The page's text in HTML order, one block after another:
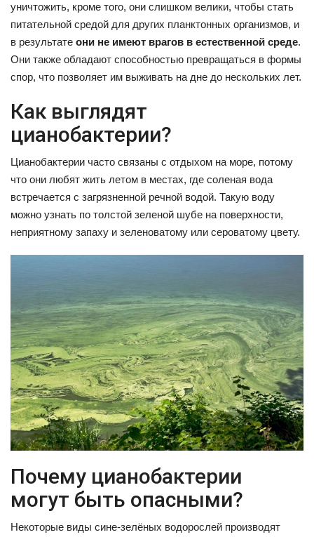
уничтожить, кроме того, они слишком велики, чтобы стать
питательной средой для других планктонных организмов, и
в результате они не имеют врагов в естественной среде.
Они также обладают способностью превращаться в формы
спор, что позволяет им выживать на дне до нескольких лет.
Как выглядят
цианобактерии?
Цианобактерии часто связаны с отдыхом на море, потому
что они любят жить летом в местах, где соленая вода
встречается с загрязненной речной водой. Такую воду
можно узнать по толстой зеленой шубе на поверхности,
неприятному запаху и зеленоватому или сероватому цвету.
Почему цианобактерии
могут быть опасными?
Некоторые виды сине-зелёных водорослей производят